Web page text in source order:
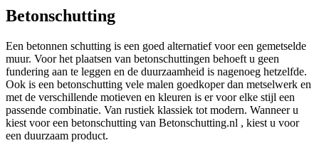
Betonschutting
Een betonnen schutting is een goed alternatief voor een gemetselde
muur. Voor het plaatsen van betonschuttingen behoeft u geen
fundering aan te leggen en de duurzaamheid is nagenoeg hetzelfde.
Ook is een betonschutting vele malen goedkoper dan metselwerk en
met de verschillende motieven en kleuren is er voor elke stijl een
passende combinatie. Van rustiek klassiek tot modern. Wanneer u
kiest voor een betonschutting van Betonschutting.nl , kiest u voor
een duurzaam product.